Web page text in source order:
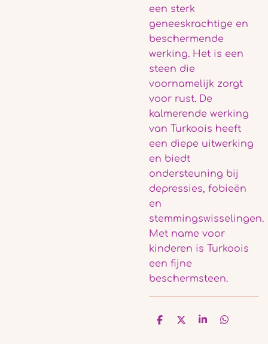
een sterk
geneeskrachtige en
beschermende
werking. Het is een
steen die
voornamelijk zorgt
voor rust. De
kalmerende werking
van Turkoois heeft
een diepe uitwerking
en biedt
ondersteuning bij
depressies, fobieën
en
stemmingswisselingen.
Met name voor
kinderen is Turkoois
een fijne
beschermsteen.
D
D
S
D